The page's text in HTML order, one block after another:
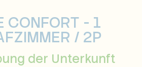
CONFORT - 1
/ 2P
der Unterkunft